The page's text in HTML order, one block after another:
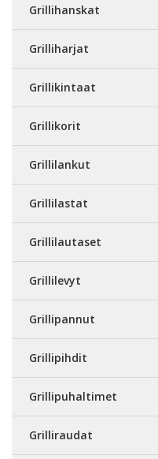
Grillihanskat
Grilliharjat
Grillikintaat
Grillikorit
Grillilankut
Grillilastat
Grillilautaset
Grillilevyt
Grillipannut
Grillipihdit
Grillipuhaltimet
Grilliraudat